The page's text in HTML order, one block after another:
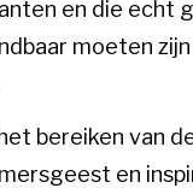
en die echt
moeten
bereiken van
en